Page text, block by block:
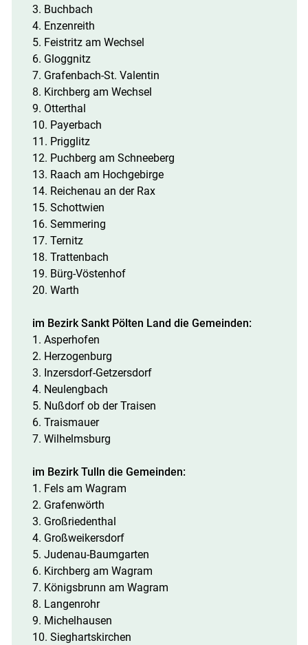
3. Buchbach
4. Enzenreith
5. Feistritz am Wechsel
6. Gloggnitz
7. Grafenbach-St. Valentin
8. Kirchberg am Wechsel
9. Otterthal
10. Payerbach
11. Prigglitz
12. Puchberg am Schneeberg
13. Raach am Hochgebirge
14. Reichenau an der Rax
15. Schottwien
16. Semmering
17. Ternitz
18. Trattenbach
19. Bürg-Vöstenhof
20. Warth
im Bezirk Sankt Pölten Land die Gemeinden:
1. Asperhofen
2. Herzogenburg
3. Inzersdorf-Getzersdorf
4. Neulengbach
5. Nußdorf ob der Traisen
6. Traismauer
7. Wilhelmsburg
im Bezirk Tulln die Gemeinden:
1. Fels am Wagram
2. Grafenwörth
3. Großriedenthal
4. Großweikersdorf
5. Judenau-Baumgarten
6. Kirchberg am Wagram
7. Königsbrunn am Wagram
8. Langenrohr
9. Michelhausen
10. Sieghartskirchen